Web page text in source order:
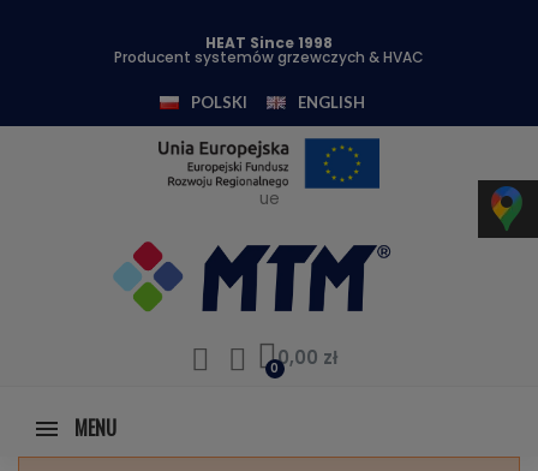
HEAT Since 1998
Producent systemów grzewczych & HVAC
POLSKI ENGLISH
ue
0,00 zł
MENU